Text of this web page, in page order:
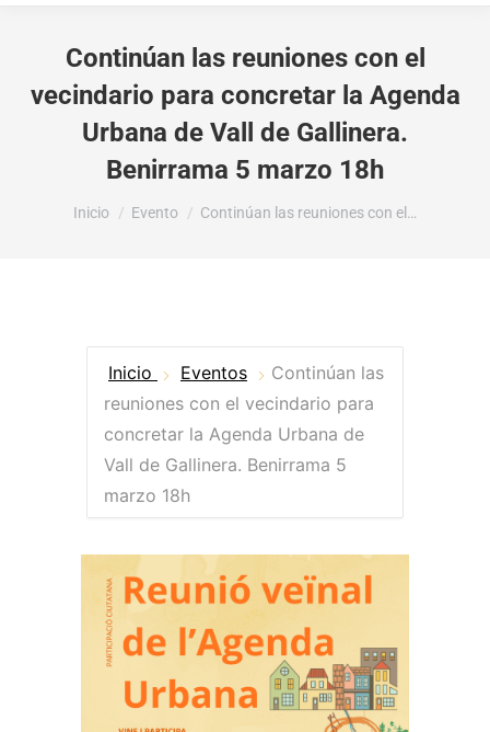
Continúan las reuniones con el
vecindario para concretar la Agenda
Urbana de Vall de Gallinera.
Benirrama 5 marzo 18h
Estás aquí:
Inicio Evento Continúan las reuniones con el…
Inicio Eventos
Continúan las
reuniones con el vecindario para
concretar la Agenda Urbana de
Vall de Gallinera. Benirrama 5
marzo 18h